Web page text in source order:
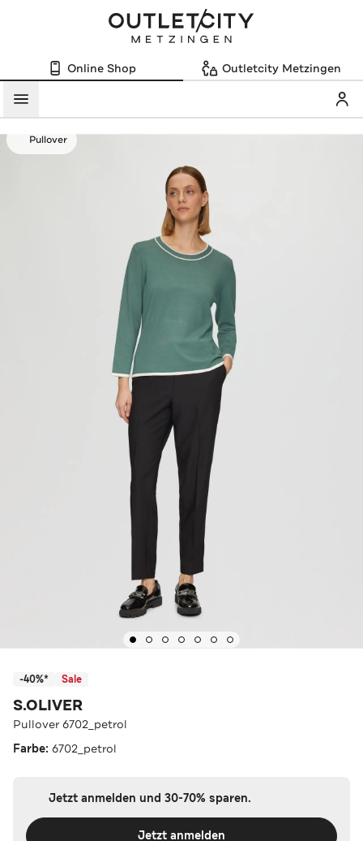
Online Shop Outletcity Metzingen
Menü
Pullover
-40%* Sale
S.OLIVER
Pullover 6702_petrol
Farbe: 6702_petrol
Jetzt anmelden und 30-70% sparen.
Jetzt anmelden